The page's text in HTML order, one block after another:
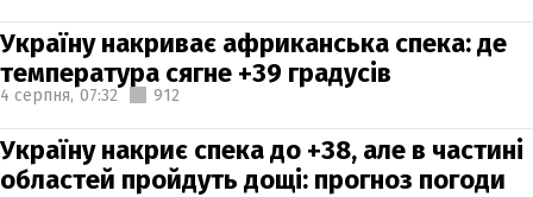
Україну накриває африканська спека: де
температура сягне +39 градусів
4 серпня, 07:32 912
Україну накриє спека до +38, але в частині
областей пройдуть дощі: прогноз погоди